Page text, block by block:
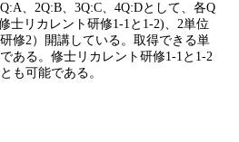
、2Q:B、3Q:C、4Q:Dとして、各Q
士リカレント研修1-1と1-2)、2単位
修2）開講している。取得できる単
ある。修士リカレント研修1-1と1-2
も可能である。